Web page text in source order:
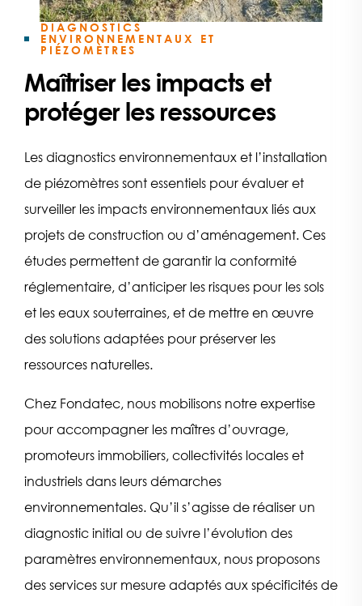
DIAGNOSTICS
ENVIRONNEMENTAUX ET
PIÉZOMÈTRES
Maîtriser les impacts et
protéger les ressources
Les diagnostics environnementaux et l’installation
de piézomètres sont essentiels pour évaluer et
surveiller les impacts environnementaux liés aux
projets de construction ou d’aménagement. Ces
études permettent de garantir la conformité
réglementaire, d’anticiper les risques pour les sols
et les eaux souterraines, et de mettre en œuvre
des solutions adaptées pour préserver les
ressources naturelles.
Chez Fondatec, nous mobilisons notre expertise
pour accompagner les maîtres d’ouvrage,
promoteurs immobiliers, collectivités locales et
industriels dans leurs démarches
environnementales. Qu’il s’agisse de réaliser un
diagnostic initial ou de suivre l’évolution des
paramètres environnementaux, nous proposons
des services sur mesure adaptés aux spécificités de